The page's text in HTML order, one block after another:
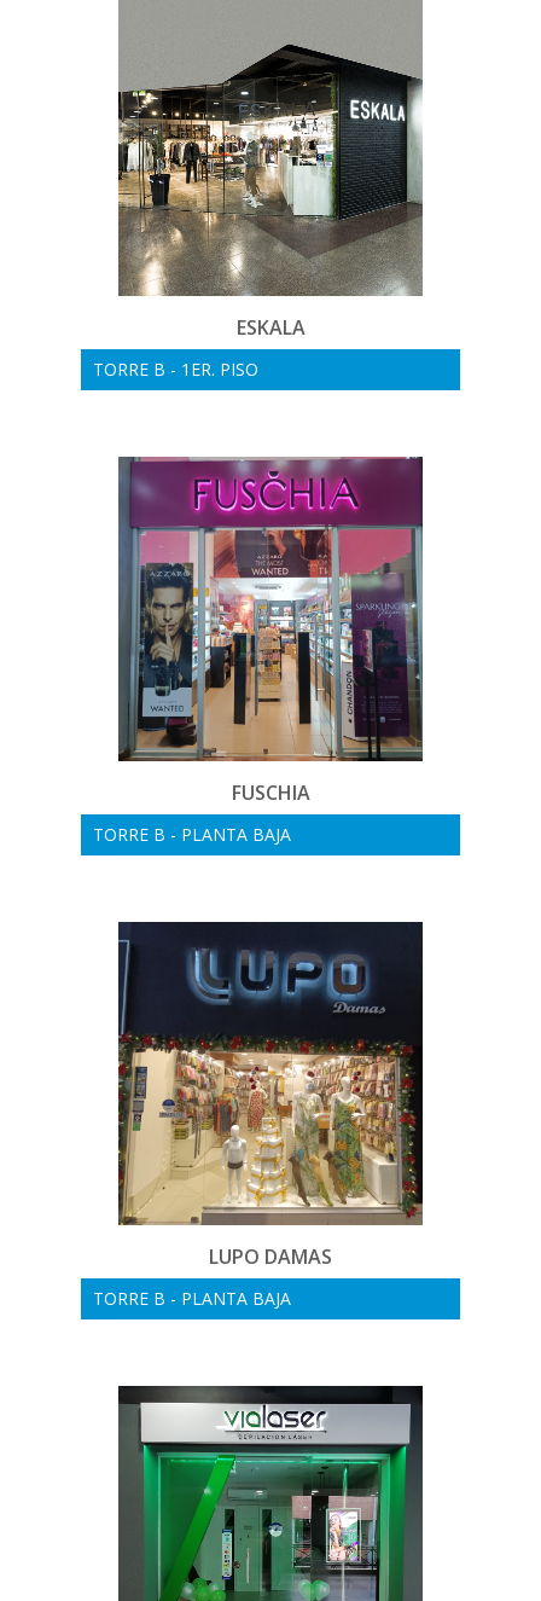
ESKALA
TORRE B - 1ER. PISO
FUSCHIA
TORRE B - PLANTA BAJA
LUPO DAMAS
TORRE B - PLANTA BAJA